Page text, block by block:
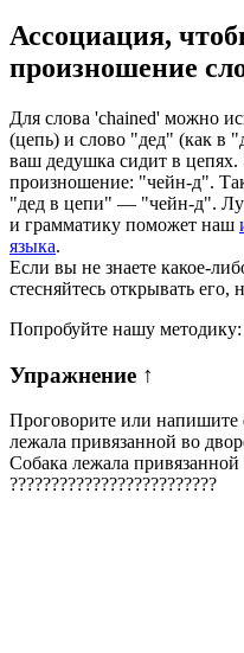
Ассоциация,
произношение
Для слова 'chained' можно
(цепь) и слово "дед" (как в
ваш дедушка сидит в
произношение: "чейн-д".
"дед в цепи" — "чейн-д".
и грамматику поможет наш
языка.
Если вы не знаете какое-
стесняйтесь открывать
Попробуйте нашу методику:
Упражнение ↑
Проговорите или напишите
лежала привязанной во
Собака лежала привязанной
?????????????????????????